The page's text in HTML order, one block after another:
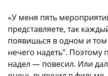
«У меня пять
представляете, так
появишься в одном и
нечего надеть“. Поэтому
надел — повесил. Или